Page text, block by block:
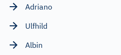
Adriano
Ulfhild
Albin